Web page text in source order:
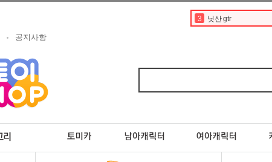
3 닛산 gtr
6 디즈니 카 토미카
9 포켓몬카드
10 타미야
공지사항